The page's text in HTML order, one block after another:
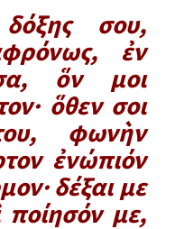
σου,
ἐν
ὅν μοι
ὅθεν σοι
φωνὴν
ἐνώπιόν
δέξαι με
ποίησόν με,